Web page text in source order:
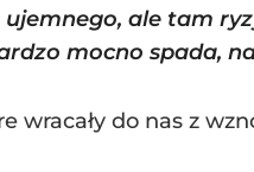
ale tam
mocno spada,
wracały do nas z